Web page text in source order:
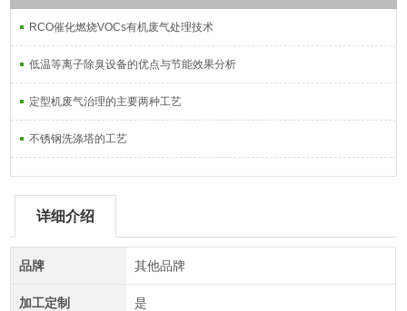
RCO催化燃烧VOCs有机废气处理技术
低温等离子除臭设备的优点与节能效果分析
定型机废气治理的主要两种工艺
不锈钢洗涤塔的工艺
详细介绍
品牌 其他品牌
加工定制 是